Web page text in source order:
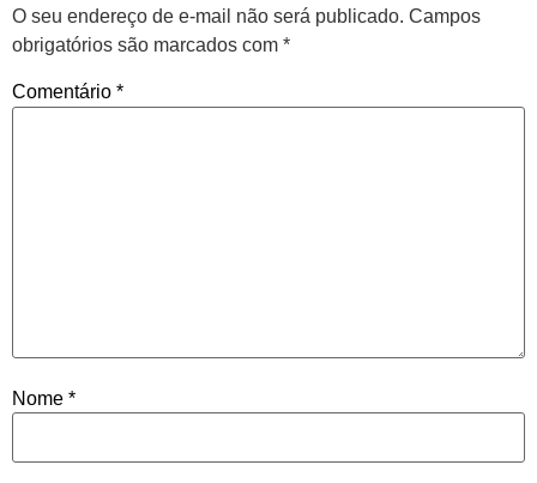
O seu endereço de e-mail não será publicado. Campos
obrigatórios são marcados com *
Comentário *
Nome *